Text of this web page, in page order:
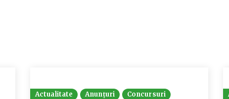
Actualitate Anunțuri Concursuri